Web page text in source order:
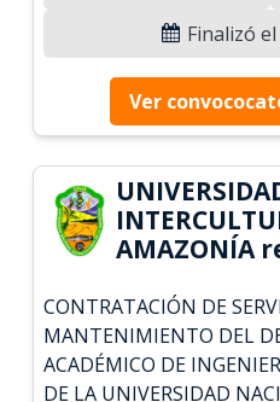
Finalizó
Ver
AMAZONÍA
CONTRATACIÓN DE
MANTENIMIENTO DEL
ACADÉMICO DE
DE LA UNIVERSIDAD